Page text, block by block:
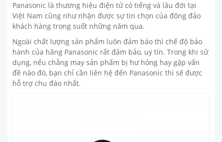
Panasonic là thương hiệu điện tử có tiếng và lâu đời tại
Việt Nam cũng như nhận được sự tin chọn của đông đảo
khách hàng trong suốt những năm qua.
Ngoài chất lượng sản phẩm luôn đảm bảo thì chế độ bảo
hành của hãng Panasonic rất đảm bảo, uy tín. Trong khi sử
dụng, nếu chẳng may sản phẩm bị hư hỏng hay gặp vấn
đề nào đó, bạn chỉ cần liên hệ đến Panasonic thì sẽ được
hỗ trợ chu đáo nhất.